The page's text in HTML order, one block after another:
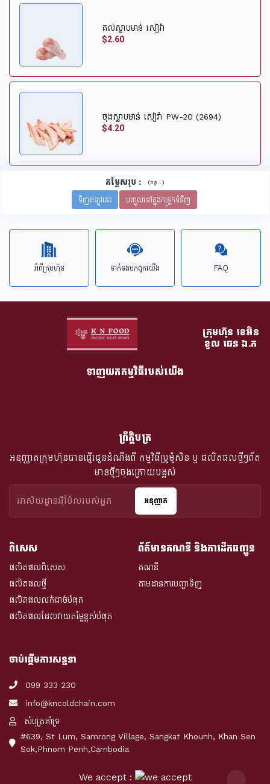
គល់ស្លាបមាន់ សៀរ៉ា
$2.60
ចុងស្លាបមាន់ សៀរ៉ា PW-20 (2694)
$4.20
តម្លៃសរុប : (ពន្ធ : )
ទិញឥឡូវនេះ បញ្ចូលទៅក្នុងកន្រ្តកទំនិញ
អំពីក្រុមហ៊ុន ទាក់ទង​មក​ពួក​យើង FAQ
ក្រុមហ៊ុន​ ខេអិន
ខូល ឆេន​ ឯ.ក
ទាញយកកម្មវិធីរបស់យើង
ពិសេស
ផលិតផលពិសេស
ផលិតផលថ្មី
ផលិតផលលក់ដាច់បំផុត
ផលិតផលដែលវាយតម្លៃខ្ពស់បំផុត
ព័ត៌មានគណនី និងការដឹកជញ្ជូន
គណនី
តាមដានការបញ្ជាទិញ
ព្រឹត្តិបត្រ
អនុញ្ញាតក្រុមហ៊ុនបានផ្ញើរជូនដំណឹងពី​ កម្មវិធីប្រូម៉ូសិន ឬ ផលិតផលថ្មីៗព័ត
មានថ្មីៗចុងក្រោយបង្អស់
អនុញ្ញាត
ចាប់ផ្តើមការសន្ទនា
099 333 230
info@kncoldchain.com
សំបុត្រគាំទ្រ
#639, St Lum, Samrong Village, Sangkat Khounh, Khan Sen
Sok,Phnom Penh,Cambodia
We accept :